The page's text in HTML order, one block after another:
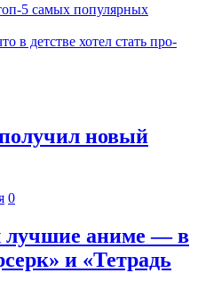
5 самых популярных
в детстве хотел стать про-
новый
0
лучшие аниме — в
и «Тетрадь